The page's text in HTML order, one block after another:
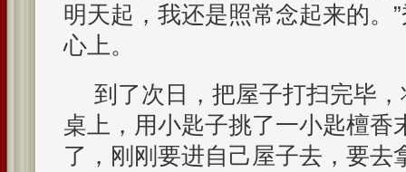
明天起，我还是照常念起来的。
心上。
到了次日，把屋子打扫完毕
桌上，用小匙子挑了一小匙檀香
了，刚刚要进自己屋子去，要去